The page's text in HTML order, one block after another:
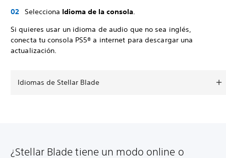
Selecciona Idioma de la consola.
Si quieres usar un idioma de audio que no sea inglés,
conecta tu consola PS5® a internet para descargar una
actualización.
Idiomas de Stellar Blade
¿Stellar Blade tiene un modo online o